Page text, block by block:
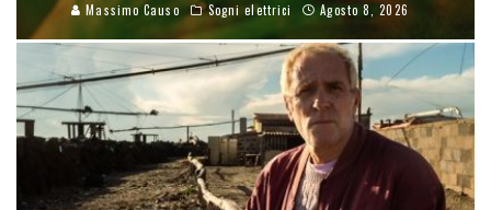
Massimo Causo Sogni elettrici Agosto 8, 2026